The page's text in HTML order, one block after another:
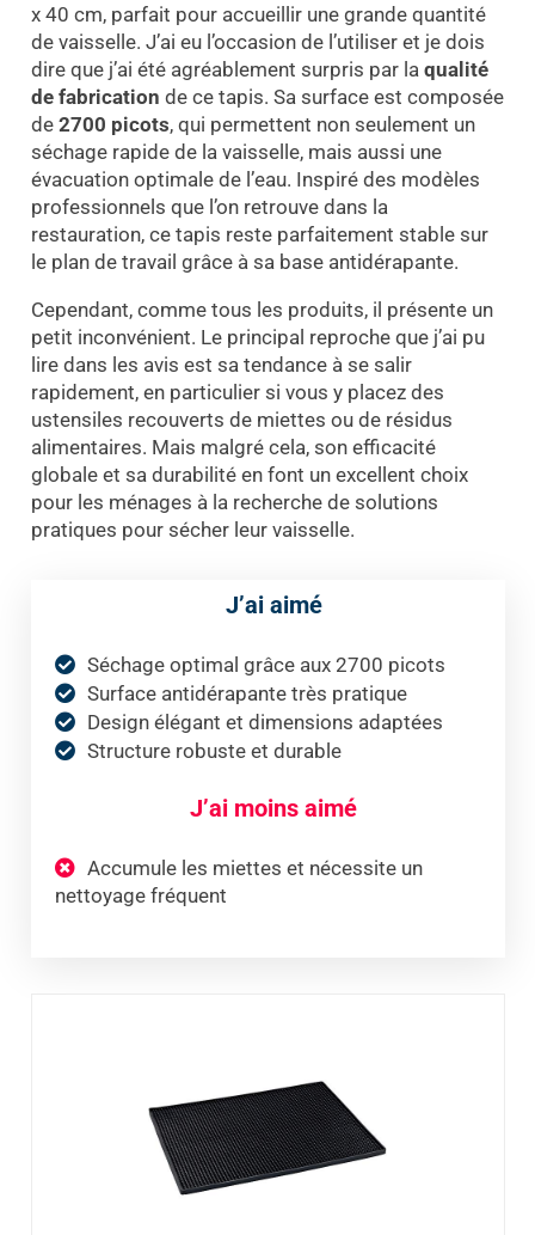
x 40 cm, parfait pour accueillir une grande quantité
de vaisselle. J’ai eu l’occasion de l’utiliser et je dois
dire que j’ai été agréablement surpris par la qualité
de fabrication de ce tapis. Sa surface est composée
de 2700 picots, qui permettent non seulement un
séchage rapide de la vaisselle, mais aussi une
évacuation optimale de l’eau. Inspiré des modèles
professionnels que l’on retrouve dans la
restauration, ce tapis reste parfaitement stable sur
le plan de travail grâce à sa base antidérapante.
Cependant, comme tous les produits, il présente un
petit inconvénient. Le principal reproche que j’ai pu
lire dans les avis est sa tendance à se salir
rapidement, en particulier si vous y placez des
ustensiles recouverts de miettes ou de résidus
alimentaires. Mais malgré cela, son efficacité
globale et sa durabilité en font un excellent choix
pour les ménages à la recherche de solutions
pratiques pour sécher leur vaisselle.
J’ai aimé
Séchage optimal grâce aux 2700 picots
Surface antidérapante très pratique
Design élégant et dimensions adaptées
Structure robuste et durable
J’ai moins aimé
Accumule les miettes et nécessite un
nettoyage fréquent